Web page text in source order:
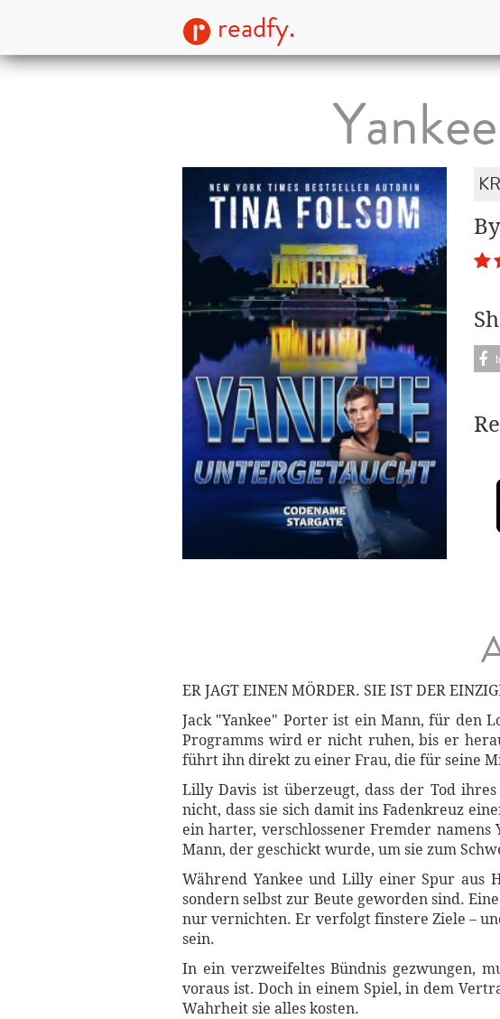
readfy.
ER JAGT EINEN MÖRDER. SIE IST DER
Jack "Yankee" Porter ist ein Mann, für den
Programms wird er nicht ruhen, bis er
führt ihn direkt zu einer Frau, die für seine
Lilly Davis ist überzeugt, dass der Tod
nicht, dass sie sich damit ins Fadenkreuz
ein harter, verschlossener Fremder
Mann, der geschickt wurde, um sie zum
Während Yankee und Lilly einer Spur aus
sondern selbst zur Beute geworden sind.
nur vernichten. Er verfolgt finstere Ziele –
sein.
In ein verzweifeltes Bündnis gezwungen,
voraus ist. Doch in einem Spiel, in dem
Wahrheit sie alles kosten.